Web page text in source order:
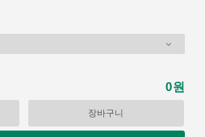
0원
장바구니